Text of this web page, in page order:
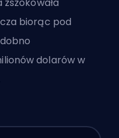
biorąc pod
dolarów w